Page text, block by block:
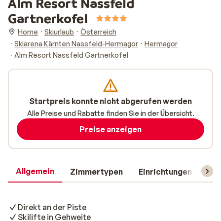
Gartnerkofel
Home Skiurlaub
Österreich
Skiarena Kärnten Nassfeld-Hermagor
Hermagor
Alm Resort Nassfeld Gartnerkofel
Allgemein Zimmertypen Einrichtungen
Direkt an der Piste
Skilifte in Gehweite
Startpreis konnte nicht abgerufen werden
Alle Preise und Rabatte finden Sie in der Übersicht.
Preise anzeigen